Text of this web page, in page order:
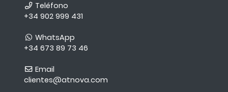
Teléfono
+34 902 999 431
WhatsApp
+34 673 89 73 46
Email
clientes@atnova.com